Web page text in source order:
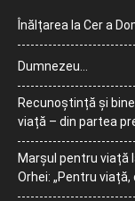
Înălțarea la Cer a
Dumnezeu…
Recunoștință și
viață – din partea
Marșul pentru viață
Orhei: „Pentru